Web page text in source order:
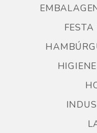
FESTA